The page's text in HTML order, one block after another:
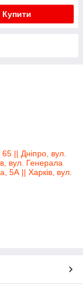
Купити
|| Дніпро, вул.
вул. Генерала
5А || Харків, вул.